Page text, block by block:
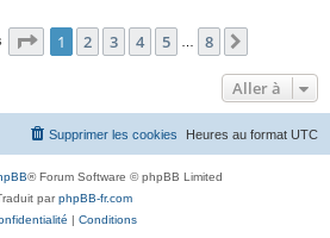
Page 1sur8
1 2 3 4 5 8
Aller à
Heures au format UTC
Supprimer les cookies
® Forum Software © phpBB Limited
parphpBB-fr.com
| Conditions